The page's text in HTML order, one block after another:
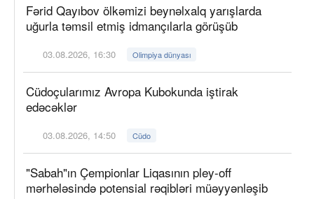
Fərid Qayıbov ölkəmizi beynəlxalq yarışlarda
uğurla təmsil etmiş idmançılarla görüşüb
03.08.2026, 16:30 Olimpiya dünyası
Cüdoçularımız Avropa Kubokunda iştirak
edəcəklər
03.08.2026, 14:50 Cüdo
"Sabah"ın Çempionlar Liqasının pley-off
mərhələsində potensial rəqibləri müəyyənləşib